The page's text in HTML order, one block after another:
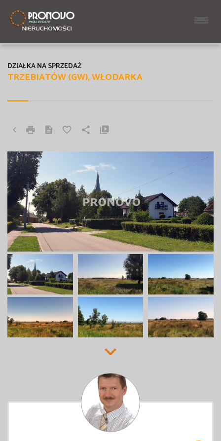
TRZEBIATÓW (GW), WŁODARKA
DZIAŁKA NA SPRZEDAŻ